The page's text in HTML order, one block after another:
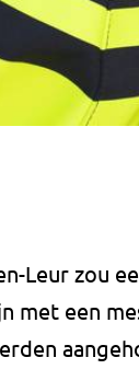
Leur zou
met een